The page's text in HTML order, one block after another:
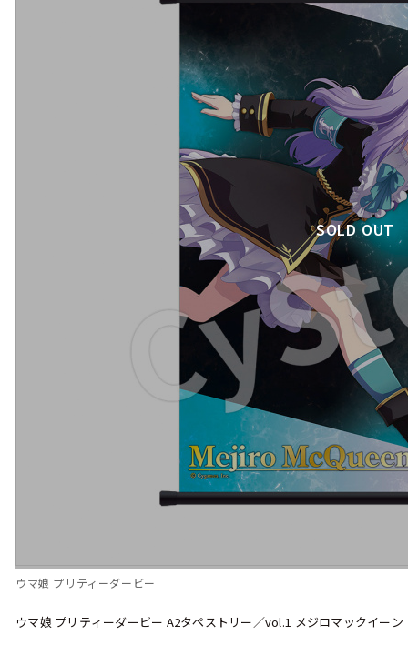
SOLD OUT
ウマ娘 プリティーダービー
ウマ娘 プリティーダービー A2タペストリー／vol.1 メジロマックイーン